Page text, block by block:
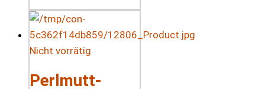
Nicht vorrätig
Perlmutt-